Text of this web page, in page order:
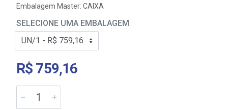
Embalagem Master: CAIXA
SELECIONE UMA EMBALAGEM
R$ 759,16